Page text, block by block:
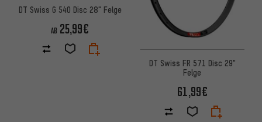
DT Swiss G 540 Disc 28" Felge
AB 25,99€
DT Swiss FR 571 Disc 29"
Felge
61,99€